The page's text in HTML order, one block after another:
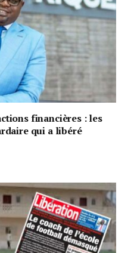
financières : les
qui a libéré